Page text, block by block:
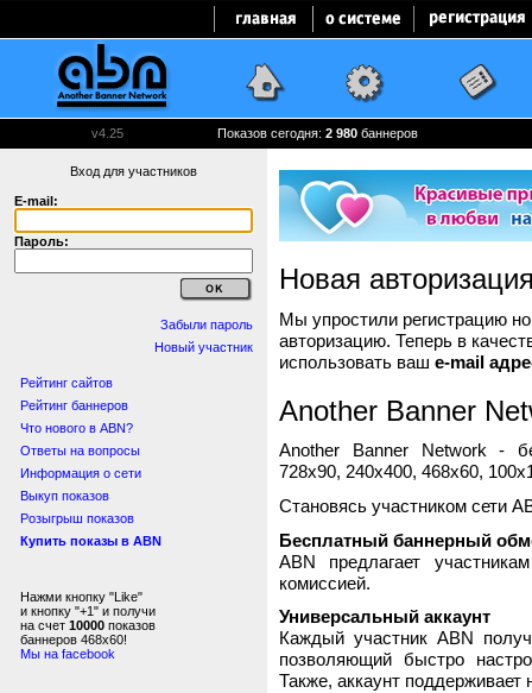
v4.25 Показов сегодня: 2 980 баннеров
Вход для участников
E-mail:
Пароль:
Забыли пароль
Новый участник
Рейтинг сайтов
Рейтинг баннеров
Что нового в ABN?
Ответы на вопросы
Информация о сети
Выкуп показов
Розыгрыш показов
Купить показы в ABN
Нажми кнопку "Like"
и кнопку "+1" и получи
на счет 10000 показов
баннеров 468x60!
Мы на facebook
Новая
Мы упростили регистрацию
авторизацию. Теперь в
использовать ваш e-mail
Another Banner
Another Banner Network -
728x90, 240x400, 468x60,
Становясь участником сети
Бесплатный баннерный
ABN предлагает
комиссией.
Универсальный аккаунт
Каждый участник ABN
позволяющий быстро
Также, аккаунт поддерживает